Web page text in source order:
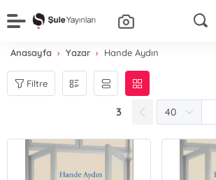
Anasayfa Yazar Hande Aydın
Filtre
3